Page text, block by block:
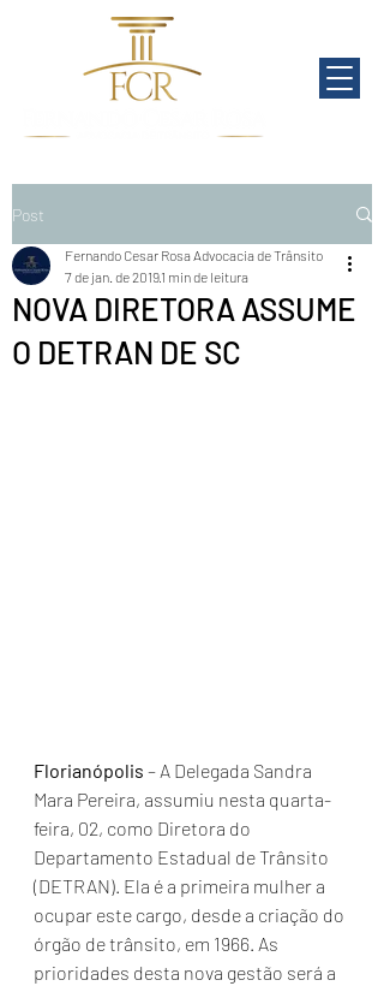
Post
NOVA DIRETORA ASSUME
O DETRAN DE SC
Fernando Cesar Rosa Advocacia de Trânsito
7 de jan. de 20191 min de leitura
Florianópolis – A Delegada Sandra
Mara Pereira, assumiu nesta quarta-
feira, 02, como Diretora do
Departamento Estadual de Trânsito
(DETRAN). Ela é a primeira mulher a
ocupar este cargo, desde a criação do
órgão de trânsito, em 1966. As
prioridades desta nova gestão será a